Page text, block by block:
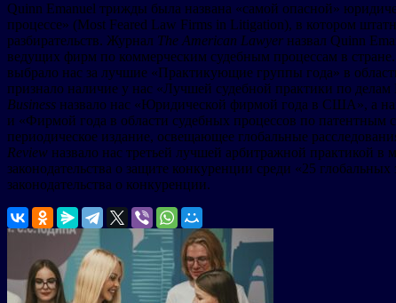
Quinn Emanuel трижды была названа «самой опасной»
процессе» (Most Feared Law Firms in Litigation), в котором
разбирательств. Журнал The American Lawyer назвал Quinn
ведущих фирм по коммерческим судебным процессам в
выбрало нас за лучшие «Практикующие группы года» в
признало наличие у нас «Лучшей судебной практики по
Business назвало нас «Юридической фирмой года в США», а
и «Фирмой года в области судебных процессов по
периодическое издание, освещающее глобальные
Review назвало нас третьей лучшей арбитражной практикой в
законодательства о защите конкуренции среди «25
законодательства о конкуренции.